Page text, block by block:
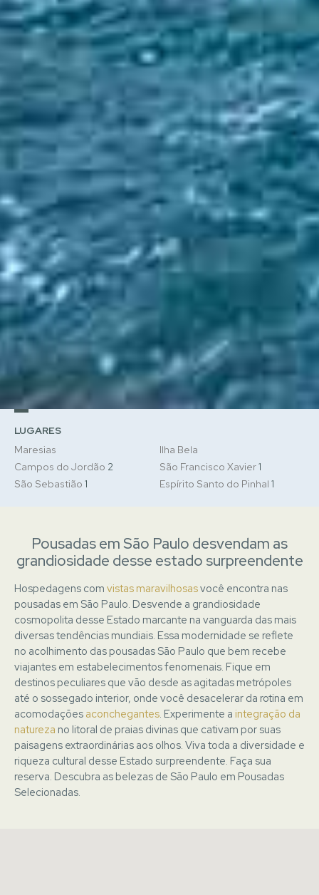
LUGARES
Maresias
Ilha Bela
Campos do Jordão 2 São Francisco Xavier1
São Sebastião 1 Espírito Santo do Pinhal 1
Pousadas em São Paulo desvendam as
grandiosidade desse estado surpreendente
Hospedagens com vistas maravilhosasvocê encontra nas
pousadas em São Paulo. Desvende a grandiosidade
cosmopolita desse Estado marcante na vanguarda das mais
diversas tendências mundiais. Essa modernidade se reflete
no acolhimento das pousadas São Paulo que bem recebe
viajantes em estabelecimentos fenomenais. Fique em
destinos peculiares que vão desde as agitadas metrópoles
até o sossegado interior, onde você desacelerar da rotina em
acomodações aconchegantes. Experimente a integração da
natureza no litoral de praias divinas que cativam por suas
paisagens extraordinárias aos olhos. Viva toda a diversidade e
riqueza cultural desse Estado surpreendente. Faça sua
reserva. Descubra as belezas de São Paulo em Pousadas
Selecionadas.